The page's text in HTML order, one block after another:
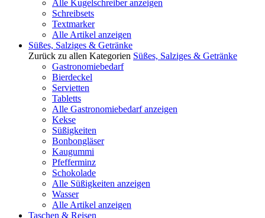
Alle Kugelschreiber anzeigen
Schreibsets
Textmarker
Alle Artikel anzeigen
Süßes, Salziges & Getränke
Zurück zu allen Kategorien Süßes, Salziges & Getränke
Gastronomiebedarf
Bierdeckel
Servietten
Tabletts
Alle Gastronomiebedarf anzeigen
Kekse
Süßigkeiten
Bonbongläser
Kaugummi
Pfefferminz
Schokolade
Alle Süßigkeiten anzeigen
Wasser
Alle Artikel anzeigen
Taschen & Reisen